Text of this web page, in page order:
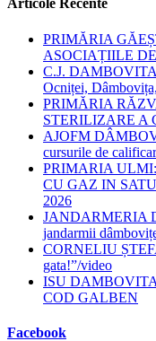
Articole Recente
PRIMĂRIA
ASOCIAȚIILE
C.J.
Ocniței,
PRIMĂRIA
STERILIZARE A
AJOFM
cursurile de
PRIMARIA
CU GAZ IN
2026
JANDARMERIA
jandarmii
CORNELIU
gata!”/video
ISU
COD GALBEN
Facebook